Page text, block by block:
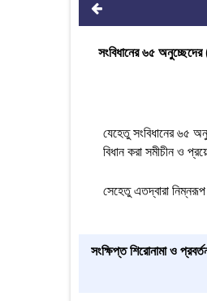
সংবিধানের ৬৫
যেহেতু সংবিধানের ৬৫
বিধান করা সমীচীন ও
সেহেতু এতদ্বারা
সংক্ষিপ্ত শিরোনামা ও